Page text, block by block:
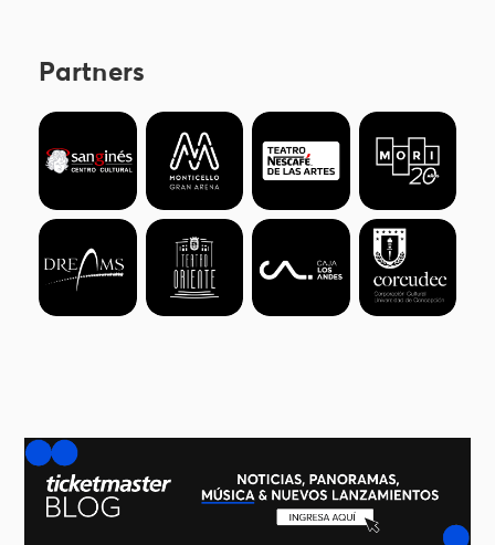
Partners